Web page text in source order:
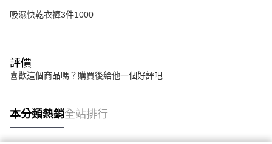
吸濕快乾衣褲3件1000
評價
喜歡這個商品嗎？購買後給他一個好評吧
本分類熱銷全站排行